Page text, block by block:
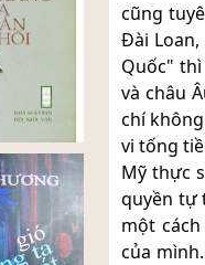
cũng
Đài
Quốc"
và châu
chí
vi tống
Mỹ thực
quyền tự
một
của